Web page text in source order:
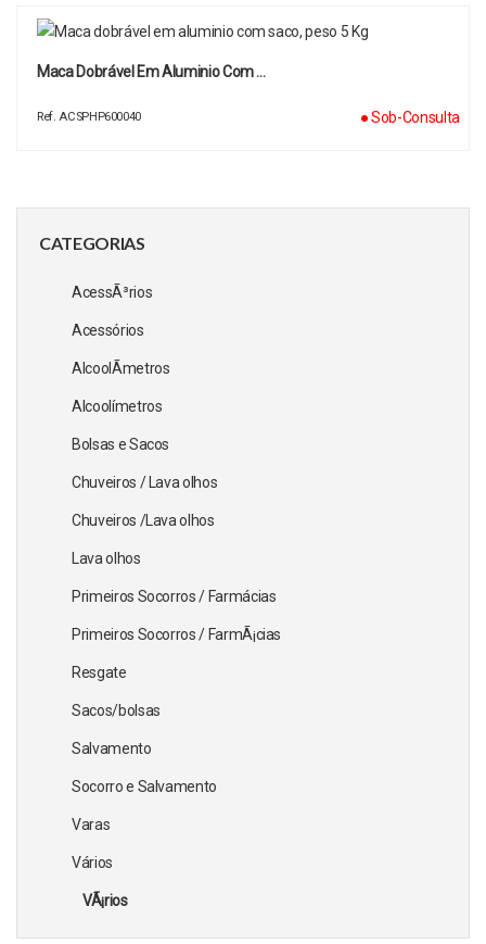
CATEGORIAS
AcessÃ³rios
Acessórios
AlcoolÃ­metros
Alcoolímetros
Bolsas e Sacos
Chuveiros / Lava olhos
Chuveiros /Lava olhos
Lava olhos
Primeiros Socorros / Farmácias
Primeiros Socorros / FarmÃ¡cias
Resgate
Sacos/bolsas
Salvamento
Socorro e Salvamento
Varas
Vários
VÃ¡rios
Maca Dobrável Em Aluminio Com …
Ref. ACSPHP600040 ● Sob-Consulta